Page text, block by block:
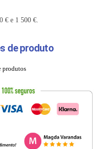
€ e 1 500 €.
de produto
produtos